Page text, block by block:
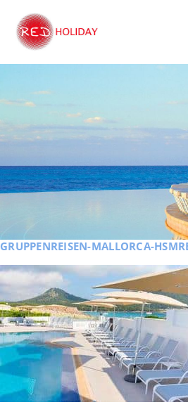
GRUPPENREISEN-MALLORCA-